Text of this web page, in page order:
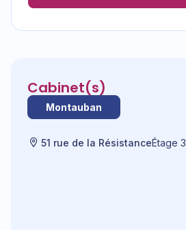
Cabinet(s)
Montauban
51 rue de la RésistanceÉtage 3